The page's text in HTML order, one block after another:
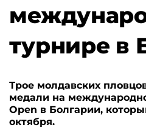
турнире в
Трое молдавских
медали на
Open в Болгарии,
октября.